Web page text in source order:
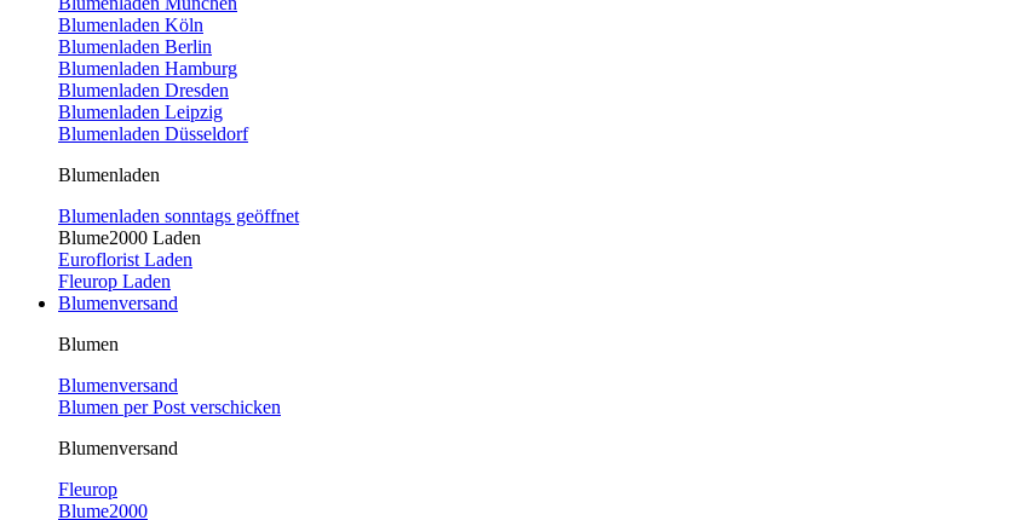
Blumenladen Köln
Blumenladen Berlin
Blumenladen Hamburg
Blumenladen Dresden
Blumenladen Leipzig
Blumenladen Düsseldorf
Blumenladen
Blumenladen sonntags geöffnet
Blume2000 Laden
Euroflorist Laden
Fleurop Laden
Blumenversand
Blumen
Blumenversand
Blumen per Post verschicken
Blumenversand
Fleurop
Blume2000